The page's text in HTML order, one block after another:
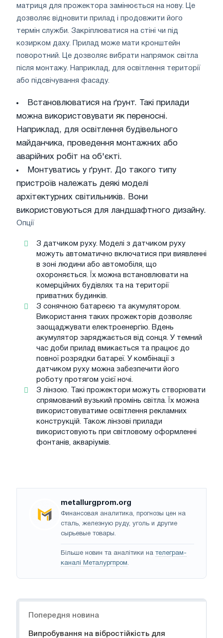
матриця для прожектора замінюється на нову. Це
дозволяє відновити прилад і продовжити його
термін служби. Закріплюватися на стіні чи під
козирком даху. Прилад може мати кронштейн
поворотний. Це дозволяє вибрати напрямок світла
після монтажу. Наприклад, для освітлення території
або підсвічування фасаду.
Встановлюватися на ґрунт. Такі прилади
можна використовувати як переносні.
Наприклад, для освітлення будівельного
майданчика, проведення монтажних або
аварійних робіт на об'єкті.
Монтуватись у ґрунт. До такого типу
пристроїв належать деякі моделі
архітектурних світильників. Вони
використовуються для ландшафтного дизайну.
Опції
З датчиком руху. Моделі з датчиком руху
можуть автоматично включатися при виявленні
в зоні людини або автомобіля, що
охороняється. Їх можна встановлювати на
комерційних будівлях та на території
приватних будинків.
З сонячною батареєю та акумулятором.
Використання таких прожекторів дозволяє
заощаджувати електроенергію. Вдень
акумулятор заряджається від сонця. У темний
час доби прилад вмикається та працює до
повної розрядки батареї. У комбінації з
датчиком руху можна забезпечити його
роботу протягом усієї ночі.
З лінзою. Такі прожектори можуть створювати
спрямований вузький промінь світла. Їх можна
використовуватиме освітлення рекламних
конструкцій. Також лінзові прилади
використовують при світловому оформленні
фонтанів, акваріумів.
metallurgprom.org
Финансовая аналитика, прогнозы цен на
сталь, железную руду, уголь и другие
сырьевые товары.
Більше новин та аналітики на телеграм-
каналі Металургпром.
Попередня новина
Випробування на вібростійкість для